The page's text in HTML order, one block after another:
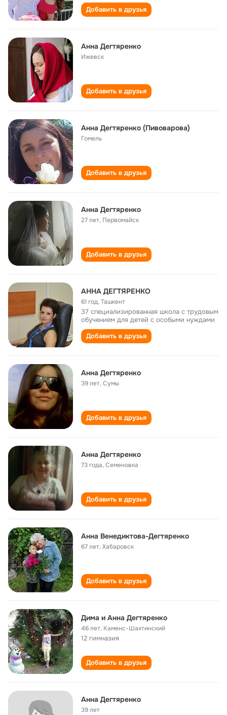
Добавить в друзья
Анна Дегтяренко
Ижевск
Добавить в друзья
Анна Дегтяренко (Пивоварова)
Гомель
Добавить в друзья
Анна Дегтяренко
27 лет, Первомайск
Добавить в друзья
АННА ДЕГТЯРЕНКО
61 год,Ташкент
37 специализированная школа с трудовым
обучением для детей с особыми нуждами
Добавить в друзья
Анна Дегтяренко
39 лет,Сумы
Добавить в друзья
Анна Дегтяренко
73 года,Семеновка
Добавить в друзья
Анна Венедиктова-Дегтяренко
67 лет,Хабаровск
Добавить в друзья
Дима и Анна Дегтяренко
46 лет, Каменс-Шахтинский
12 гимназия
Добавить в друзья
Анна Дегтяренко
39 лет